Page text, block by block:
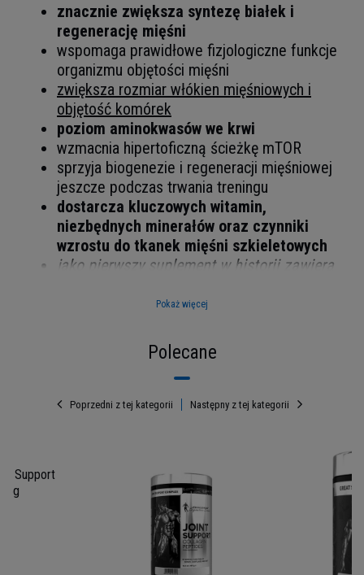
znacznie zwiększa syntezę białek i
regenerację mięśni
wspomaga prawidłowe fizjologiczne funkcje
organizmu objętości mięśni
zwiększa rozmiar włókien mięśniowych i
objętość komórek
poziom aminokwasów we krwi
wzmacnia hipertoficzną ścieżkę mTOR
sprzyja biogenezie i regeneracji mięśniowej
jeszcze podczas trwania treningu
dostarcza kluczowych witamin,
niezbędnych minerałów oraz czynniki
wzrostu do tkanek mięśni szkieletowych
jako pierwszy suplement w historii zawiera
asparaginian-L-ornityny
Pokaż więcej
Polecane
Poprzedni z tej kategorii
Support
Następny z tej kategorii